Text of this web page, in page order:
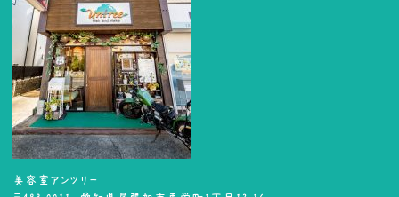
美容室アンツリー